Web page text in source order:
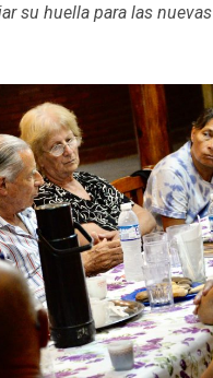
su huella para las nuevas